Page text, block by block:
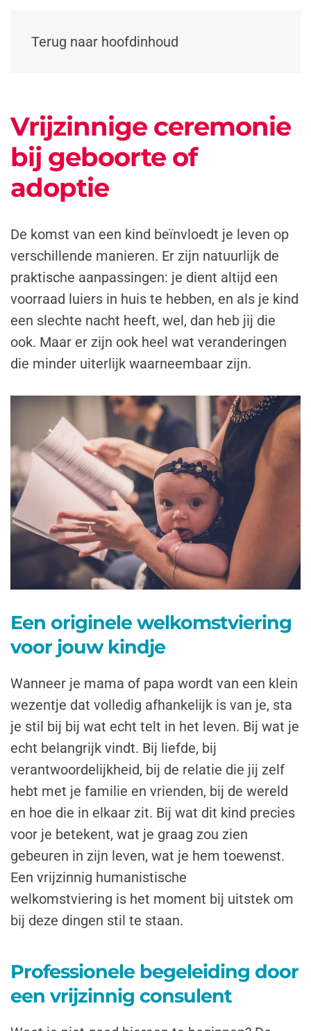
Terug naar hoofdinhoud
Vrijzinnige ceremonie
bij geboorte of
adoptie
De komst van een kind beïnvloedt je leven op
verschillende manieren. Er zijn natuurlijk de
praktische aanpassingen: je dient altijd een
voorraad luiers in huis te hebben, en als je kind
een slechte nacht heeft, wel, dan heb jij die
ook. Maar er zijn ook heel wat veranderingen
die minder uiterlijk waarneembaar zijn.
Een originele welkomstviering
voor jouw kindje
Wanneer je mama of papa wordt van een klein
wezentje dat volledig afhankelijk is van je, sta
je stil bij bij wat echt telt in het leven. Bij wat je
echt belangrijk vindt. Bij liefde, bij
verantwoordelijkheid, bij de relatie die jij zelf
hebt met je familie en vrienden, bij de wereld
en hoe die in elkaar zit. Bij wat dit kind precies
voor je betekent, wat je graag zou zien
gebeuren in zijn leven, wat je hem toewenst.
Een vrijzinnig humanistische
welkomstviering is het moment bij uitstek om
bij deze dingen stil te staan.
Professionele begeleiding door
een vrijzinnig consulent